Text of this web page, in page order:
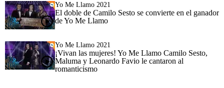
Yo Me Llamo 2021
El doble de Camilo Sesto se convierte en el ganador
de Yo Me Llamo
Yo Me Llamo 2021
¡Vivan las mujeres! Yo Me Llamo Camilo Sesto,
Maluma y Leonardo Favio le cantaron al
romanticismo